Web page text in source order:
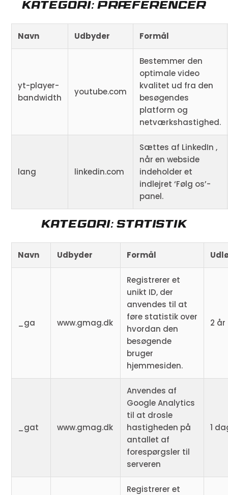
Kategori: Præferencer
Navn Udbyder Formål
yt-player-
bandwidth
youtube.com
Bestemmer den
optimale video
kvalitet ud fra den
besøgendes
platform og
netværkshastighed.
lang linkedin.com
Sættes af LinkedIn ,
når en webside
indeholder et
indlejret ‘Følg os’-
panel.
Kategori: Statistik
Navn Udbyder Formål
_ga www.gmag.dk
Registrerer et
unikt ID, der
anvendes til at
føre statistik over
hvordan den
besøgende
bruger
hjemmesiden.
2 år
_gat www.gmag.dk
Anvendes af
Google Analytics
til at drosle
hastigheden på
antallet af
forespørgsler til
serveren
1
Registrerer et